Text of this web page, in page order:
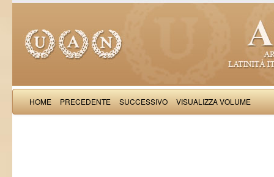
HOME PRECEDENTE SUCCESSIVO VISUALIZZA VOLUME